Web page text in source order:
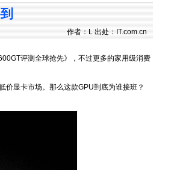
作者：L 出处：IT.com.cn
评测全球抢先》，不过更多的家用级消费
显卡市场。那么这款GPU到底为谁接班？